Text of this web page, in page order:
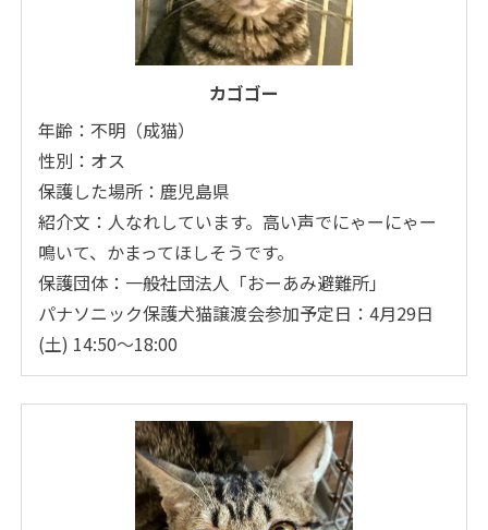
カゴゴー
年齢：不明（成猫）
性別：オス
保護した場所：鹿児島県
紹介文：人なれしています。高い声でにゃーにゃー
鳴いて、かまってほしそうです。
保護団体：一般社団法人「おーあみ避難所」
パナソニック保護犬猫譲渡会参加予定日：4月29日
(土) 14:50～18:00